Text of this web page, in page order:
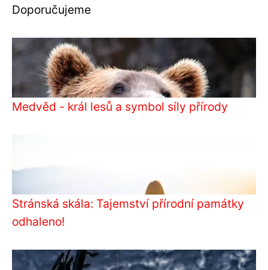
Doporučujeme
Medvěd - král lesů a symbol síly přírody
Stránská skála: Tajemství přírodní památky
odhaleno!